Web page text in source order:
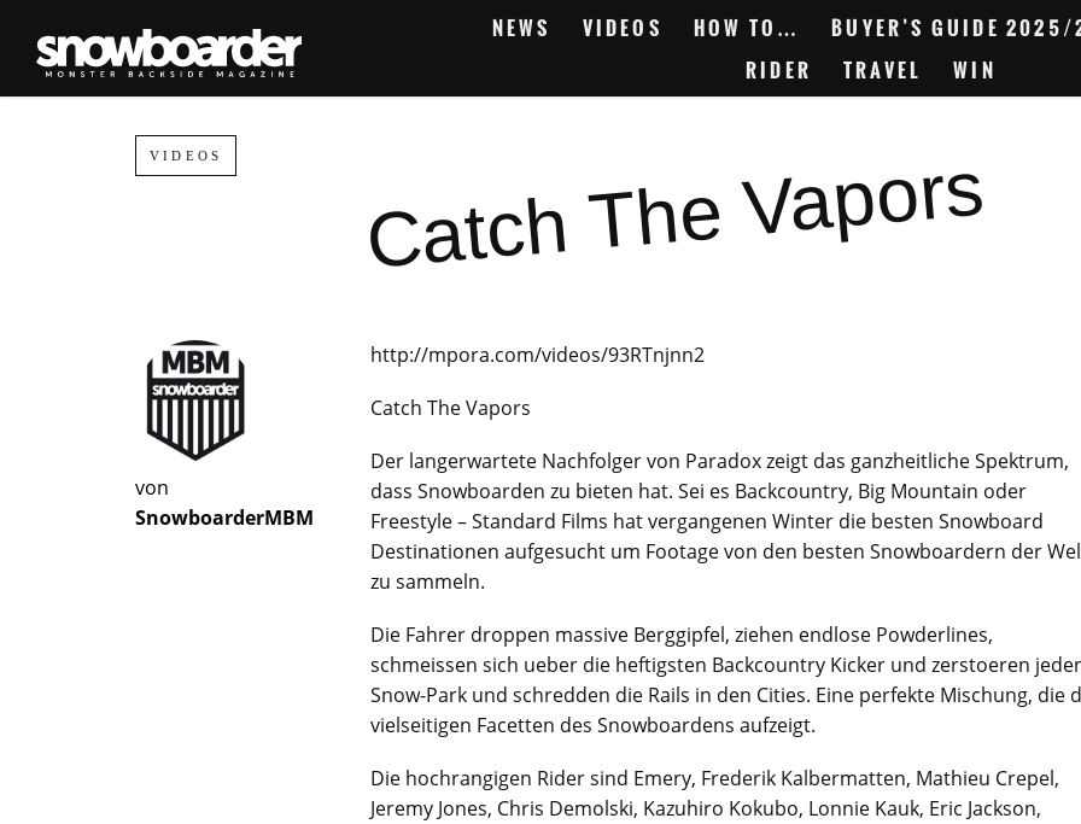
NEWS VIDEOS HOW TO… BUYER’S GUIDE 2025/
RIDER
TRAVEL WIN
VIDEOS Catch The Vapors
von
SnowboarderMBM
http://mpora.com/videos/93RTnjnn2
Catch The Vapors
Der langerwartete Nachfolger von Paradox zeigt das ganzheitliche Spektrum,
dass Snowboarden zu bieten hat. Sei es Backcountry, Big Mountain oder
Freestyle – Standard Films hat vergangenen Winter die besten Snowboard
Destinationen aufgesucht um Footage von den besten Snowboardern der
zu sammeln.
Die Fahrer droppen massive Berggipfel, ziehen endlose Powderlines,
schmeissen sich ueber die heftigsten Backcountry Kicker und zerstoeren
Snow-Park und schredden die Rails in den Cities. Eine perfekte Mischung, die
vielseitigen Facetten des Snowboardens aufzeigt.
Die hochrangigen Rider sind Emery, Frederik Kalbermatten, Mathieu Crepel,
Jeremy Jones, Chris Demolski, Kazuhiro Kokubo, Lonnie Kauk, Eric Jackson,